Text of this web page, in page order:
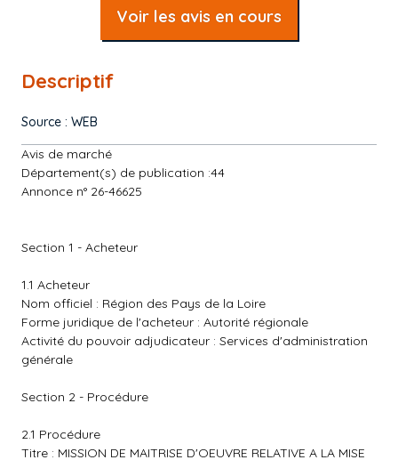
Voir les avis en cours
Descriptif
Source : WEB
Avis de marché
Département(s) de publication :44
Annonce n° 26-46625
Section 1 - Acheteur
1.1 Acheteur
Nom officiel : Région des Pays de la Loire
Forme juridique de l'acheteur : Autorité régionale
Activité du pouvoir adjudicateur : Services d'administration
générale
Section 2 - Procédure
2.1 Procédure
Titre : MISSION DE MAITRISE D'OEUVRE RELATIVE A LA MISE